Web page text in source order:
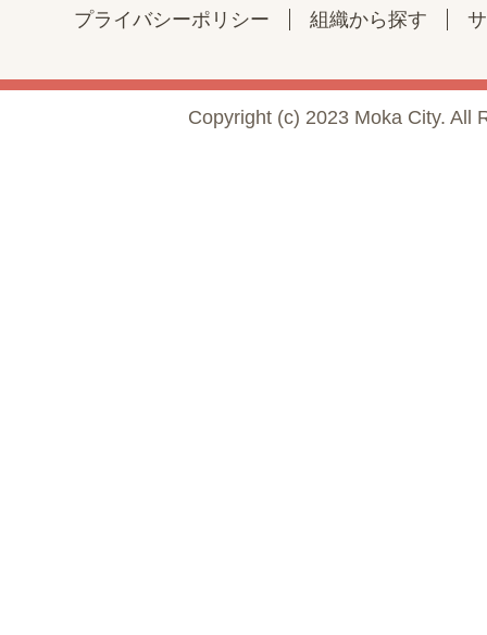
プライバシーポリシー 組織から探す
Copyright (c) 2023 Moka City. All